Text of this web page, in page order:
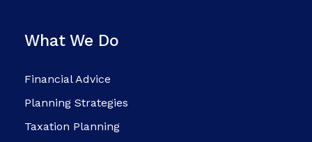
What We Do
Financial Advice
Planning Strategies
Taxation Planning